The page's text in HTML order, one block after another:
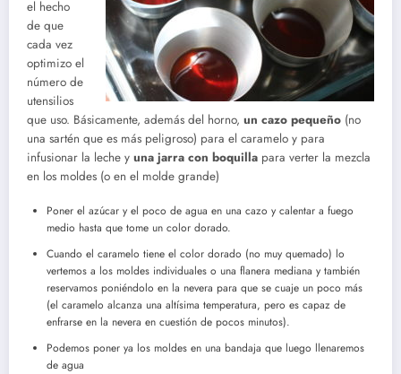
el hecho
de que
cada vez
optimizo el
número de
utensilios
que uso. Básicamente, además del horno, un cazo pequeño (no
una sartén que es más peligroso) para el caramelo y para
infusionar la leche y una jarra con boquilla para verter la mezcla
en los moldes (o en el molde grande)
Poner el azúcar y el poco de agua en una cazo y calentar a fuego
medio hasta que tome un color dorado.
Cuando el caramelo tiene el color dorado (no muy quemado) lo
vertemos a los moldes individuales o una flanera mediana y también
reservamos poniéndolo en la nevera para que se cuaje un poco más
(el caramelo alcanza una altísima temperatura, pero es capaz de
enfrarse en la nevera en cuestión de pocos minutos).
Podemos poner ya los moldes en una bandaja que luego llenaremos
de agua